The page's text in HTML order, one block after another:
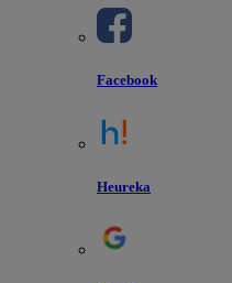
Facebook
Heureka